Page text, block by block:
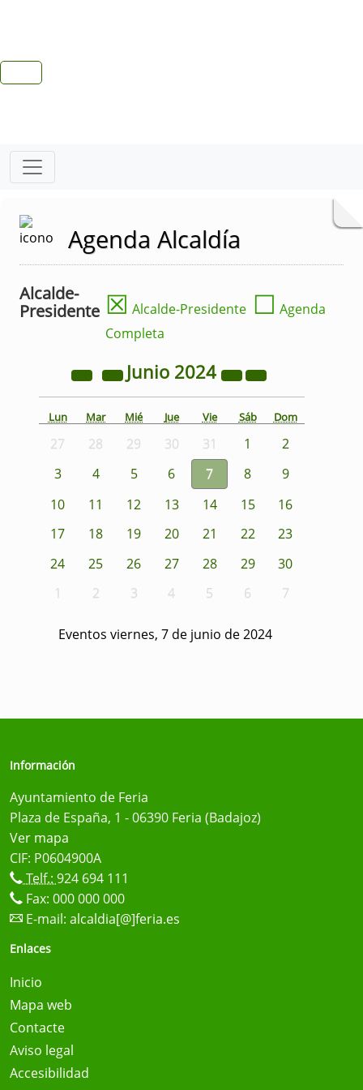
Agenda Alcaldía
Alcalde-
Presidente ☒ Alcalde-Presidente ☐ Agenda
Completa
Junio 2024
Lun Mar Mié Jue Vie Sáb Dom
27 28 29 30 31 1
2
3
4 5 6 7 8
9
10
11 12 13 14 15
16
17
18 19 20 21 22
23
24
25 26 27 28 29
30
1
2 3 4 5 6 7
Eventos viernes, 7 de junio de 2024
Información
Ayuntamiento de Feria
Plaza de España, 1 - 06390 Feria (Badajoz)
Ver mapa
CIF: P0604900A
Telf.: 924 694 111
Fax: 000 000 000
E-mail: alcaldia[@]feria.es
Enlaces
Inicio
Mapa web
Contacte
Aviso legal
Accesibilidad